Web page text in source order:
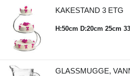
KAKESTAND 3 ETG
H:50cm D:20cm 25cm
GLASSMUGGE,